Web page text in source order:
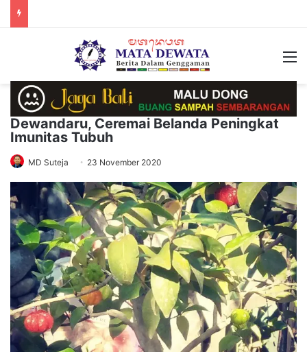
Dewandaru, Ceremai Belanda Peningkat
Imunitas Tubuh
MD Suteja 23 November 2020